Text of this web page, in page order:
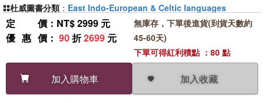
定價 ：NT$ 2999 元
優惠價 ： 90折2699 元
加入購物車 加入收藏
無庫存，下單後進貨(到貨天數約
45-60天)
下單可得紅利積點 ：80 點
杜威圖書分類 ： East Indo-European & Celtic languages